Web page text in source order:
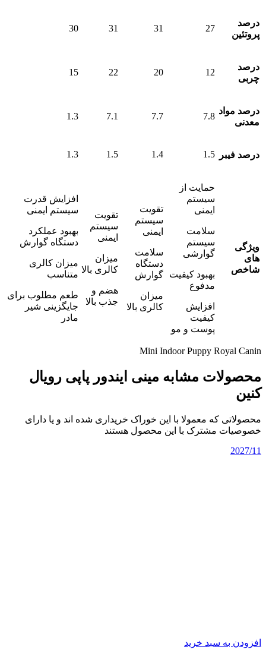
درصد
پروتئین
27
31
31
30
درصد
چربی
12
20
22
15
درصد مواد
معدنی
7.8
7.7
7.1
1.3
درصد فیبر 1.5
1.4
1.5
1.3
ویژگی
های
شاخص
حمایت از
سیستم
ایمنی
سلامت
سیستم
گوارشی
بهبود کیفیت
مدفوع
افزایش
کیفیت
پوست و مو
تقویت
سیستم
ایمنی
سلامت
دستگاه
گوارش
میزان
کالری بالا
تقویت
سیستم
ایمنی
میزان
کالری بالا
هضم و
جذب بالا
افزایش قدرت
سیستم ایمنی
بهبود عملکرد
دستگاه گوارش
میزان کالری
متناسب
طعم مطلوب برای
جایگزینی شیر
مادر
Mini Indoor Puppy Royal Canin
محصولات مشابه مینی ایندور پاپی رویال
کنین
محصولاتی که معمولا با این خوراک خریداری شده اند و یا دارای
خصوصیات مشترک با این محصول هستند
2027/11
افزودن به سبد خرید